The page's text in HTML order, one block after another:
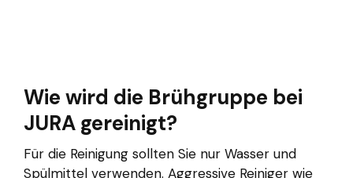
Wie wird die Brühgruppe bei
JURA gereinigt?
Für die Reinigung sollten Sie nur Wasser und
Spülmittel verwenden. Aggressive Reiniger wie